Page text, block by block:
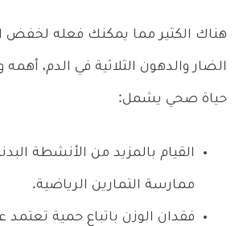
هناك الكثير مما يمكنك فعله لخفض
الضار والدهون الثلاثية في الدم،
حياة صحي يشمل:
القيام بالمزيد من الأنشطة
ممارسة التمارين الرياضية.
فقدان الوزن باتباع حمية تعتمد